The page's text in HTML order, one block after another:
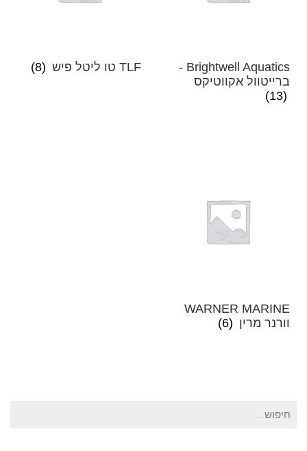
Brightwell Aquatics -
ברייטוול אקווטיקס
(13)
TLF טו ליטל פיש (8)
WARNER MARINE
וורנר מרין (6)
חיפוש